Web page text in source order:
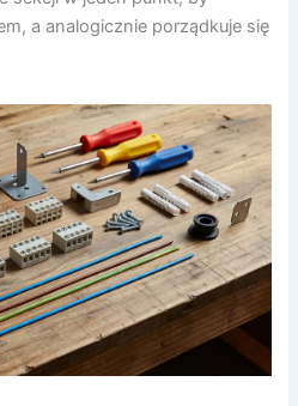
a analogicznie porządkuje się